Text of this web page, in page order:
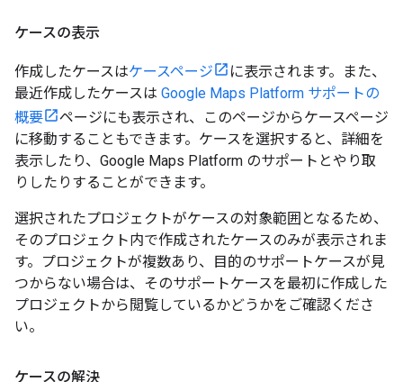
ケースの表示
作成したケースはケースページ
に表示されます。また、
最近作成したケースは Google Maps Platform サポートの
概要
ページにも表示され、このページからケースページ
に移動することもできます。ケースを選択すると、詳細を
表示したり、Google Maps Platform のサポートとやり取
りしたりすることができます。
選択されたプロジェクトがケースの対象範囲となるため、
そのプロジェクト内で作成されたケースのみが表示されま
す。プロジェクトが複数あり、目的のサポートケースが見
つからない場合は、そのサポートケースを最初に作成した
プロジェクトから閲覧しているかどうかをご確認くださ
い。
ケースの解決